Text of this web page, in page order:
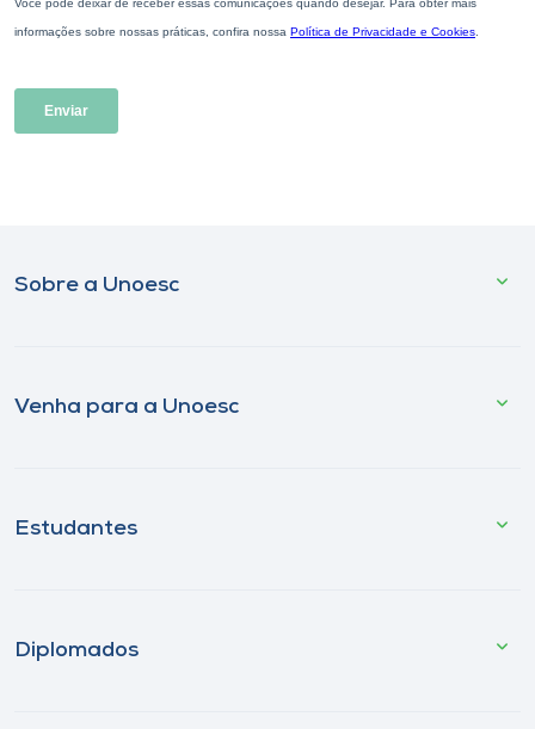
Sobre a Unoesc
Venha para a Unoesc
Estudantes
Diplomados